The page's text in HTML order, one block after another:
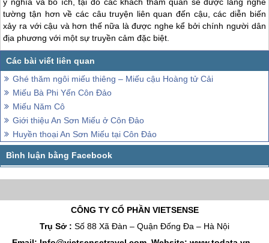
tường tận hơn về các câu truyện liên quan đến cậu, các diễn biến
xảy ra với cậu và hơn thế nữa là được nghe kể bởi chính người dân
địa phương với một sự truyền cảm đặc biệt.
Ghé thăm ngôi miếu thiêng – Miếu cậu Hoàng tử Cải
Miếu Bà Phi Yến Côn Đảo
Miếu Năm Cô
Giới thiệu An Sơn Miếu ở Côn Đảo
Huyền thoại An Sơn Miếu tại Côn Đảo
CÔNG TY CỔ PHẦN VIETSENSE
Trụ Sở : Số 88 Xã Đàn – Quận Đống Đa – Hà Nội